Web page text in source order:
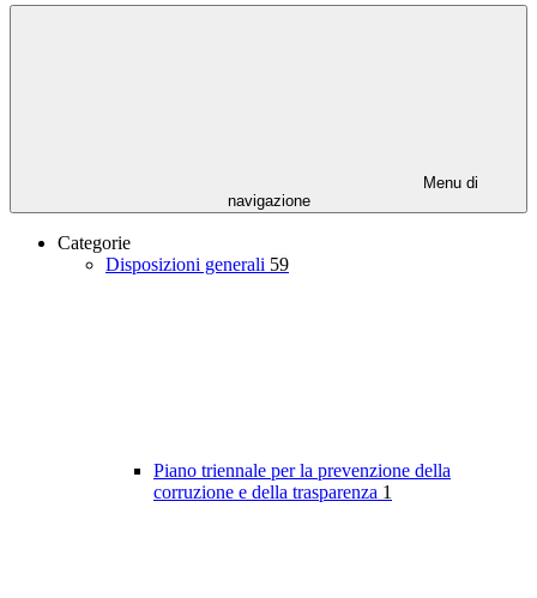
Menu di
navigazione
Categorie
Disposizioni generali 59
Piano triennale per la prevenzione della
corruzione e della trasparenza 1